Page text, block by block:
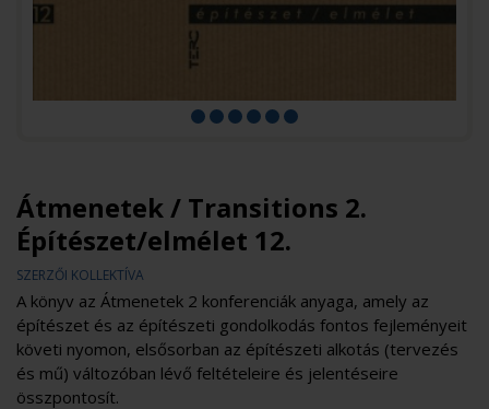
Átmenetek / Transitions 2.
Építészet/elmélet 12.
SZERZŐI KOLLEKTÍVA
A könyv az Átmenetek 2 konferenciák anyaga, amely az
építészet és az építészeti gondolkodás fontos fejleményeit
követi nyomon, elsősorban az építészeti alkotás (tervezés
és mű) változóban lévő feltételeire és jelentéseire
összpontosít.